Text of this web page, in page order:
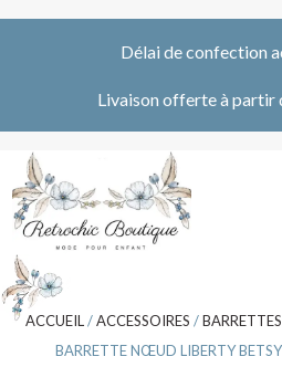
Délai de confection
Livaison offerte à partir
ACCUEIL /ACCESSOIRES /BARRETTES
BARRETTE NŒUD LIBERTY